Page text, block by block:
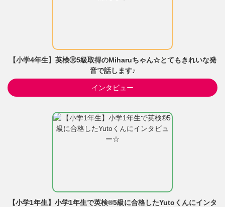
【小学4年生】英検Ⓡ5級取得のMiharuちゃん☆とてもきれいな発
音で話します♪
インタビュー
【小学1年生】小学1年生で英検®5級に合格したYutoくんにインタ